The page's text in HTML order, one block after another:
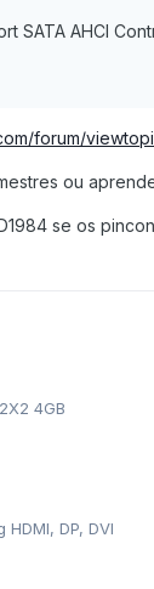
SATA AHCI
forum/
ou
se os
4GB
DP, DVI